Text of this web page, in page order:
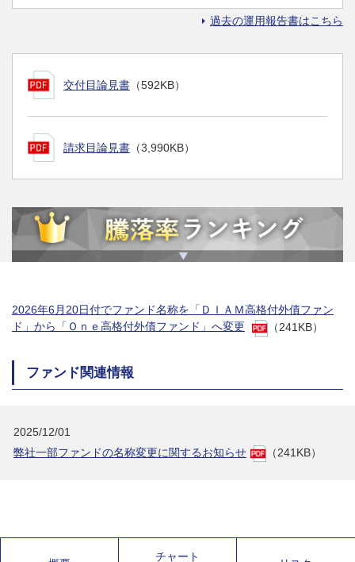
過去の運用報告書はこちら
交付目論見書 （592KB）
請求目論見書 （3,990KB）
2026年6月20日付でファンド名称を「ＤＩＡＭ高格付外債ファン
ド」から「Ｏｎｅ高格付外債ファンド」へ変更
（241KB）
ファンド関連情報
2025/12/01
弊社一部ファンドの名称変更に関するお知らせ
（241KB）
チャート